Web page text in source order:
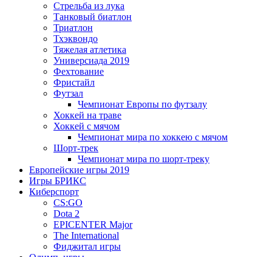
Стрельба из лука
Танковый биатлон
Триатлон
Тхэквондо
Тяжелая атлетика
Универсиада 2019
Фехтование
Фристайл
Футзал
Чемпионат Европы по футзалу
Хоккей на траве
Хоккей с мячом
Чемпионат мира по хоккею с мячом
Шорт-трек
Чемпионат мира по шорт-треку
Европейские игры 2019
Игры БРИКС
Киберспорт
CS:GO
Dota 2
EPICENTER Major
The International
Фиджитал игры